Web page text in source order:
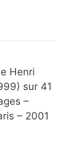
Henri
sur 41
–
– 2001